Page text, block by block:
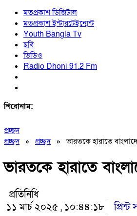
মতপ্রকাশ ডিজিটাল
মতপ্রকাশ ইন্টারটেইন্মেন্ট
Youth Bangla Tv
ছবি
ভিডিও
Radio Dhoni 91.2 Fm
শিরোনাম:
প্রচ্ছদ
প্রচ্ছদ» প্রচ্ছদ»ভারতকে হারাতে
ভারতকে হারাতে
প্রতিনিধি
১১ মার্চ ২০২৫ , ১০:৪৪:১৮
প্রিন্ট